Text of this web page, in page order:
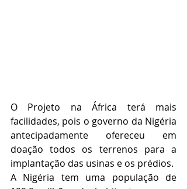
O Projeto na África terá mais
facilidades, pois o governo da Nigéria
antecipadamente ofereceu em
doação todos os terrenos para a
implantação das usinas e os prédios.
A Nigéria tem uma população de